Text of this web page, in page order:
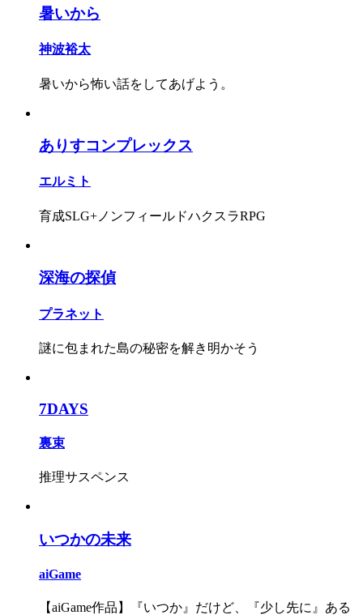
暑いから
神波裕太
暑いから怖い話をしてあげよう。
ありすコンプレックス
エルミト
育成SLG+ノンフィールドハクスラRPG
深海の探偵
プラネット
謎に包まれた島の秘密を解き明かそう
7DAYS
裏束
推理サスペンス
いつかの未来
aiGame
【aiGame作品】『いつか』だけど、『少し先に』ある